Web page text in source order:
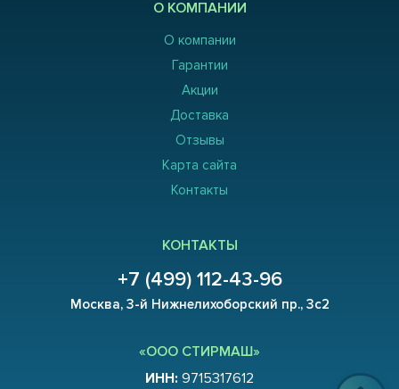
О КОМПАНИИ
О компании
Гарантии
Акции
Доставка
Отзывы
Карта сайта
Контакты
КОНТАКТЫ
+7 (499) 112-43-96
Москва, 3-й Нижнелихоборский пр., 3с2
«ООО СТИРМАШ»
ИНН: 9715317612